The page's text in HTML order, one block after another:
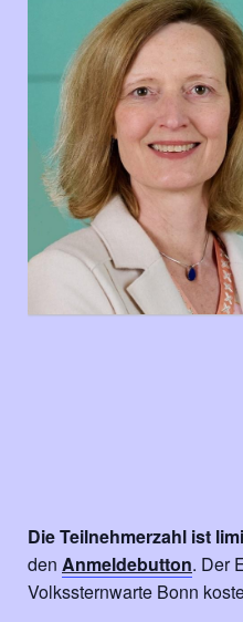
Die Teilnehmerzahl ist
den Anmeldebutton. Der
Volkssternwarte Bonn